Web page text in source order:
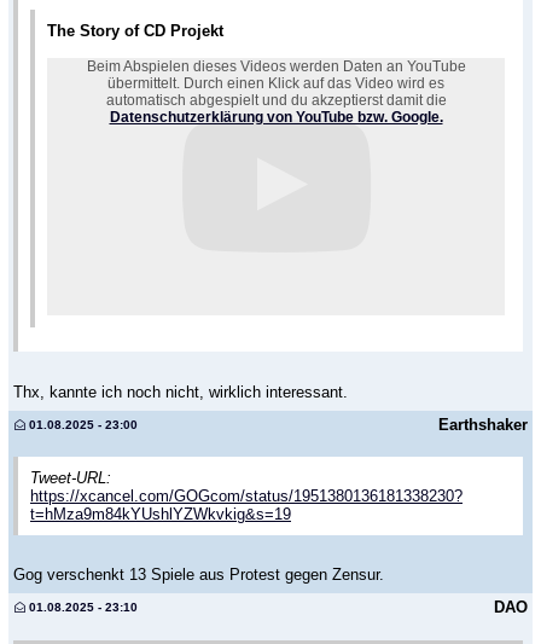
The Story of CD Projekt
Beim Abspielen dieses Videos werden Daten an YouTube
übermittelt. Durch einen Klick auf das Video wird es
automatisch abgespielt und du akzeptierst damit die
Datenschutzerklärung von YouTube bzw. Google.
Thx, kannte ich noch nicht, wirklich interessant.
Earthshaker
01.08.2025 - 23:00
Tweet-URL:
https://xcancel.com/GOGcom/status/1951380136181338230?
t=hMza9m84kYUshlYZWkvkig&s=19
Gog verschenkt 13 Spiele aus Protest gegen Zensur.
DAO
01.08.2025 - 23:10